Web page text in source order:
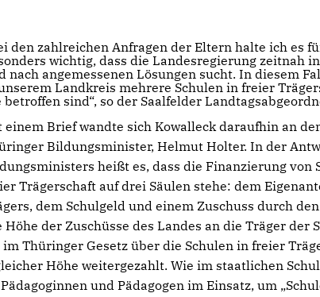
den zahlreichen Anfragen der Eltern halte ich es
wichtig, dass die Landesregierung zeitnah
nach angemessenen Lösungen sucht. In diesem
Landkreis mehrere Schulen in freier
betroffen sind“, so der Saalfelder
einem Brief wandte sich Kowalleck daraufhin an
Bildungsminister, Helmut Holter. In der
heißt es, dass die Finanzierung von
Trägerschaft auf drei Säulen stehe: dem
dem Schulgeld und einem Zuschuss durch
Höhe der Zuschüsse des Landes an die Träger der
im Thüringer Gesetz über die Schulen in freier
Höhe weitergezahlt. Wie im staatlichen
und Pädagogen im Einsatz, um